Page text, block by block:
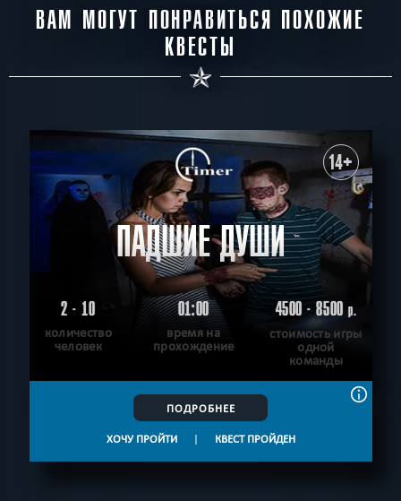
ВАМ МОГУТ ПОНРАВИТЬСЯ ПОХОЖИЕ
КВЕСТЫ
14+
ПАДШИЕ ДУШИ
2 - 10
количество
человек
01:00
время на
прохождение
4500 - 8500р.
стоимость игры
одной
команды
ПОДРОБНЕЕ
ХОЧУ ПРОЙТИ | КВЕСТ ПРОЙДЕН